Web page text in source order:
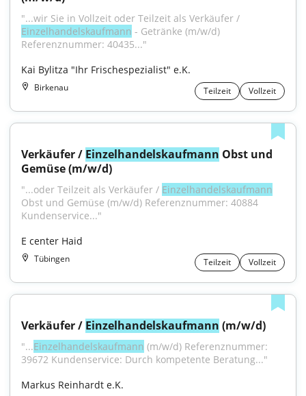
Einzelhandelskaufmann - Getränke (m/w/d)
Referenznummer: 40435..."
Kai Bylitza "Ihr Frischespezialist" e.K.
Birkenau Teilzeit Vollzeit
Verkäufer / Einzelhandelskaufmann Obst und
Gemüse (m/w/d)
"...oder Teilzeit als Verkäufer / Einzelhandelskaufmann
Obst und Gemüse (m/w/d) Referenznummer: 40884
Kundenservice..."
E center Haid
Tübingen Teilzeit Vollzeit
Verkäufer / Einzelhandelskaufmann (m/w/d)
"...Einzelhandelskaufmann (m/w/d) Referenznummer:
39672 Kundenservice: Durch kompetente Beratung..."
Markus Reinhardt e.K.